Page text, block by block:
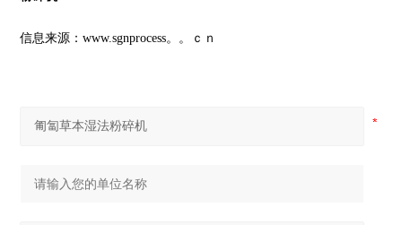
信息来源：www.sgnprocess。。ｃｎ